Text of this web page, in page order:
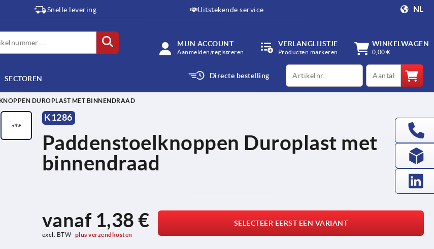
Snelle levering Uitstekende service NL
MIJN ACCOUNT
Aanmelden/registreren
VERLANGLIJSTJE
Producten markeren
WINKELWAGEN
0,00 €
SECTOREN Directe bestelling
productCode qty
DUROPLAST MET BINNENDRAAD
K1286
Paddenstoelknoppen Duroplast met
binnendraad
vanaf 1,38 €
excl. BTW plus verzendkosten
SELECTEER EERST EEN VARIANT